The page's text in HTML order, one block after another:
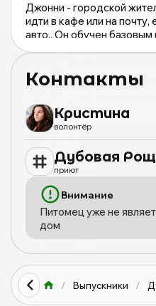
Джонни - городской
идти в кафе или на почту,
авто.. Он обучен
понимает, чего от него
Джонька кастрирован,
стены приюта! Ведь
особенно тяжело за
быть второй собакой.
Может, мы ждём для
Контакты
Кристина
волонтёр
Дубовая
приют
Внимание
Питомец уже не
дом
/ Выпускники /